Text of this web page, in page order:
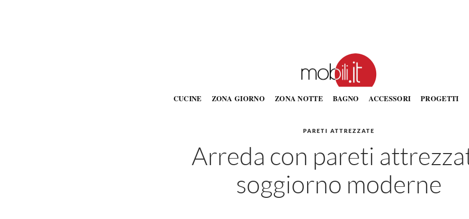
CUCINE ZONA GIORNO ZONA NOTTE BAGNO ACCESSORI PROGETTI
PARETI ATTREZZATE
Arreda con pareti
soggiorno moderne